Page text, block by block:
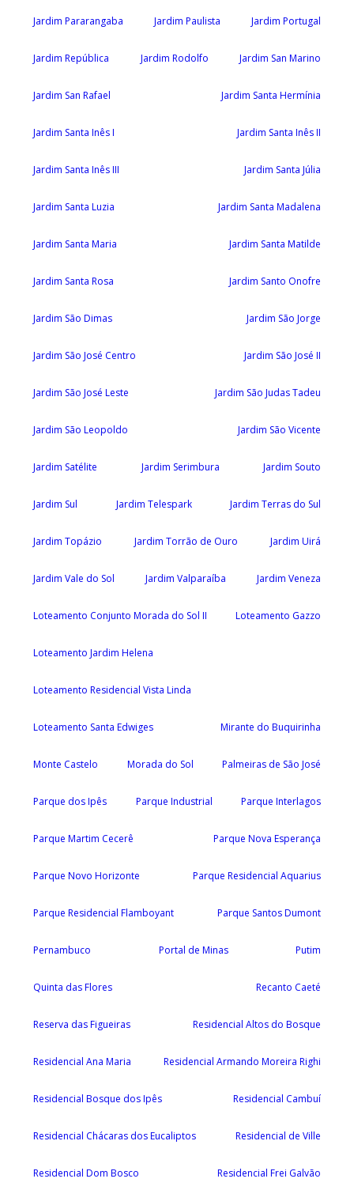
Jardim Pararangaba Jardim Paulista Jardim Portugal
Jardim República Jardim Rodolfo Jardim San Marino
Jardim San Rafael Jardim Santa Hermínia
Jardim Santa Inês I Jardim Santa Inês II
Jardim Santa Inês III Jardim Santa Júlia
Jardim Santa Luzia Jardim Santa Madalena
Jardim Santa Maria Jardim Santa Matilde
Jardim Santa Rosa Jardim Santo Onofre
Jardim São Dimas Jardim São Jorge
Jardim São José Centro Jardim São José II
Jardim São José Leste Jardim São Judas Tadeu
Jardim São Leopoldo Jardim São Vicente
Jardim Satélite Jardim Serimbura Jardim Souto
Jardim Sul Jardim Telespark Jardim Terras do Sul
Jardim Topázio Jardim Torrão de Ouro Jardim Uirá
Jardim Vale do Sol Jardim Valparaíba Jardim Veneza
Loteamento Conjunto Morada do Sol II Loteamento Gazzo
Loteamento Jardim Helena
Loteamento Residencial Vista Linda
Loteamento Santa Edwiges Mirante do Buquirinha
Monte Castelo Morada do Sol Palmeiras de São José
Parque dos Ipês Parque Industrial Parque Interlagos
Parque Martim Cecerê Parque Nova Esperança
Parque Novo Horizonte Parque Residencial Aquarius
Parque Residencial Flamboyant Parque Santos Dumont
Pernambuco Portal de Minas Putim
Quinta das Flores Recanto Caeté
Reserva das Figueiras Residencial Altos do Bosque
Residencial Ana Maria Residencial Armando Moreira Righi
Residencial Bosque dos Ipês Residencial Cambuí
Residencial Chácaras dos Eucaliptos Residencial de Ville
Residencial Dom Bosco Residencial Frei Galvão